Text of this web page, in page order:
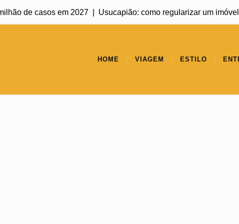
de casos em 2027 |Usucapião: como regularizar um imóvel
HOME VIAGEM ESTILO